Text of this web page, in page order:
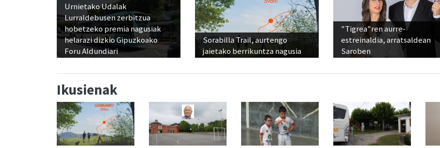
Urnietako Udalak
Lurraldebusen zerbitzua
hobetzeko premia nagusiak
helarazi dizkio Gipuzkoako
Foru Aldundiari
Sorabilla Trail, aurtengo
jaietako berrikuntza nagusia
"Tigrea"ren aurre-
estreinaldia, arratsaldean
Saroben
Ikusienak